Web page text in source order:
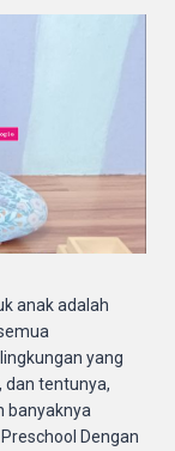
anak adalah
yang
tentunya,
banyaknya
Dengan